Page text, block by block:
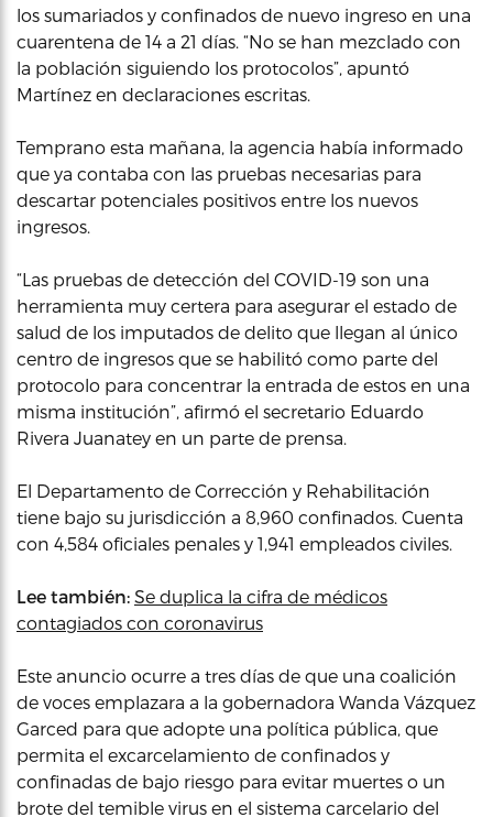
los sumariados y confinados de nuevo ingreso en una
cuarentena de 14 a 21 días. “No se han mezclado con
la población siguiendo los protocolos”, apuntó
Martínez en declaraciones escritas.
Temprano esta mañana, la agencia había informado
que ya contaba con las pruebas necesarias para
descartar potenciales positivos entre los nuevos
ingresos.
“Las pruebas de detección del COVID-19 son una
herramienta muy certera para asegurar el estado de
salud de los imputados de delito que llegan al único
centro de ingresos que se habilitó como parte del
protocolo para concentrar la entrada de estos en una
misma institución”, afirmó el secretario Eduardo
Rivera Juanatey en un parte de prensa.
El Departamento de Corrección y Rehabilitación
tiene bajo su jurisdicción a 8,960 confinados. Cuenta
con 4,584 oficiales penales y 1,941 empleados civiles.
Lee también: Se duplica la cifra de médicos
contagiados con coronavirus
Este anuncio ocurre a tres días de que una coalición
de voces emplazara a la gobernadora Wanda Vázquez
Garced para que adopte una política pública, que
permita el excarcelamiento de confinados y
confinadas de bajo riesgo para evitar muertes o un
brote del temible virus en el sistema carcelario del